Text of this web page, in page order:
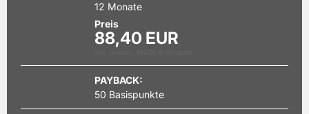
12 Monate
Preis
88,40 EUR
PAYBACK:
50 Basispunkte